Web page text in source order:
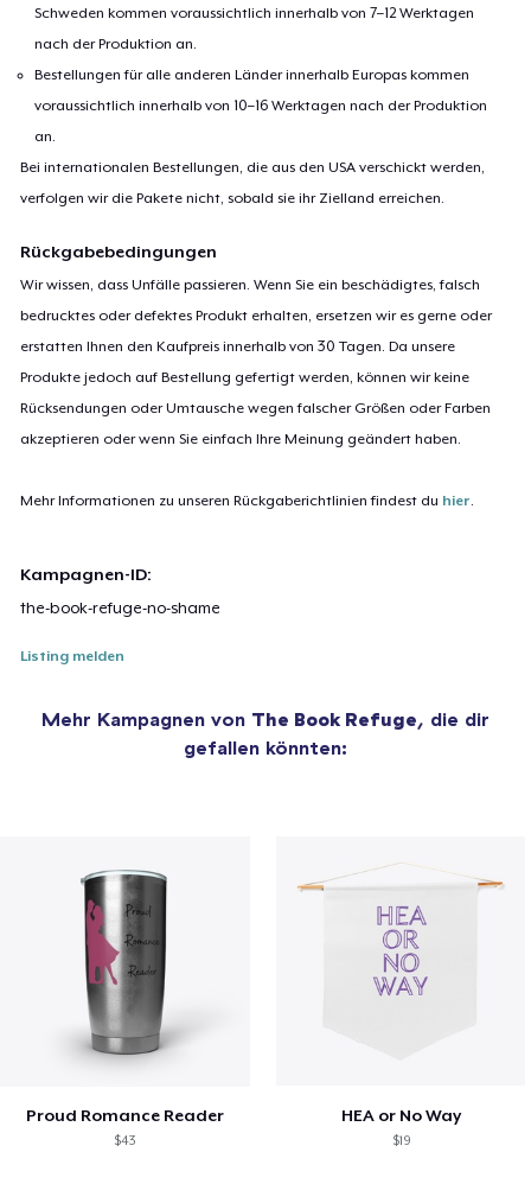
Schweden kommen voraussichtlich innerhalb von 7–12 Werktagen
nach der Produktion an.
Bestellungen für alle anderen Länder innerhalb Europas kommen
voraussichtlich innerhalb von 10–16 Werktagen nach der Produktion
an.
Bei internationalen Bestellungen, die aus den USA verschickt werden,
verfolgen wir die Pakete nicht, sobald sie ihr Zielland erreichen.
Rückgabebedingungen
Wir wissen, dass Unfälle passieren. Wenn Sie ein beschädigtes, falsch
bedrucktes oder defektes Produkt erhalten, ersetzen wir es gerne oder
erstatten Ihnen den Kaufpreis innerhalb von 30 Tagen. Da unsere
Produkte jedoch auf Bestellung gefertigt werden, können wir keine
Rücksendungen oder Umtausche wegen falscher Größen oder Farben
akzeptieren oder wenn Sie einfach Ihre Meinung geändert haben.
Mehr Informationen zu unseren Rückgaberichtlinien findest du hier.
Kampagnen-ID:
the-book-refuge-no-shame
Listing melden
Mehr Kampagnen von The Book Refuge, die dir
gefallen könnten:
Proud Romance Reader
$43
HEA or No Way
$19